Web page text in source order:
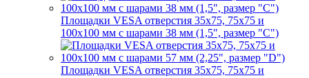
Площадки VESA отверстия 35x75, 75x75 и
100x100 мм с шарами 38 мм (1,5", размер "C")
Площадки VESA отверстия 35х75, 75x75 и